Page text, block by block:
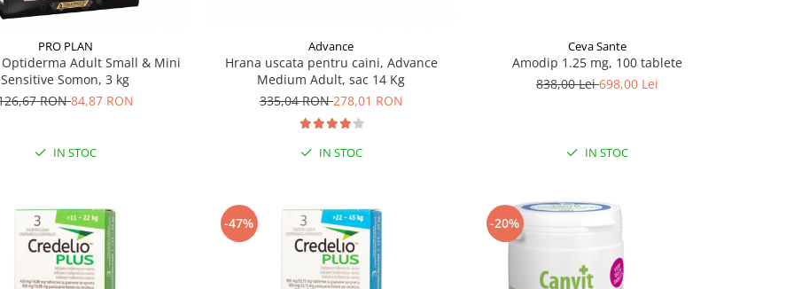
PRO PLAN
Optiderma Adult Small & Mini
Sensitive Somon, 3 kg
RON84,87 RON
IN STOC
Advance
Hrana uscata pentru caini, Advance
Medium Adult, sac 14 Kg
335,04 RON278,01 RON
IN STOC
Ceva Sante
Amodip 1.25 mg, 100 tablete
838,00 Lei698,00 Lei
IN STOC
-47% -20%